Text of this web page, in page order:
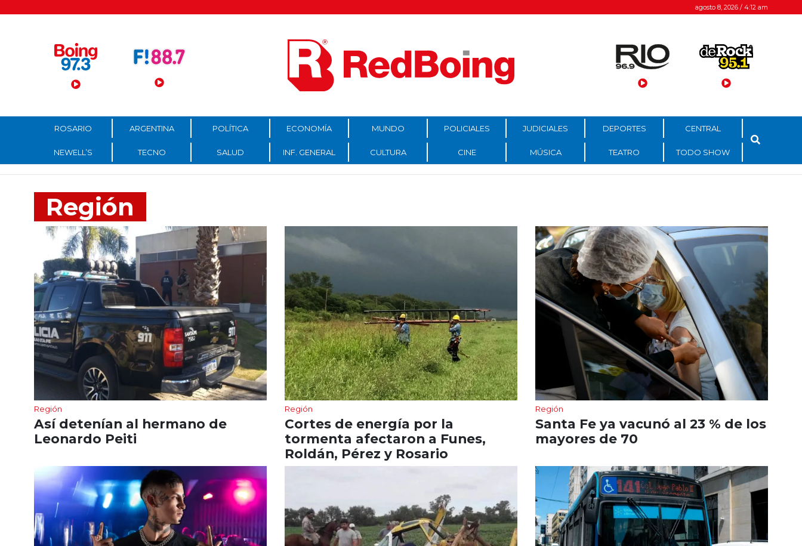
Menú Principal agosto 8, 2026 / 4:12 am
ROSARIO ARGENTINA POLÍTICA ECONOMÍA MUNDO POLICIALES JUDICIALES DEPORTES CENTRAL
NEWELL’S TECNO SALUD INF. GENERAL CULTURA CINE MÚSICA TEATRO TODO SHOW
Región
Región
Así detenían al hermano de
Leonardo Peiti
Región
Cortes de energía por la
tormenta afectaron a Funes,
Roldán, Pérez y Rosario
Región
Santa Fe ya vacunó al 23 % de los
mayores de 70